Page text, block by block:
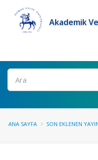
Akademik
Ara
ANA SAYFA SON EKLENEN